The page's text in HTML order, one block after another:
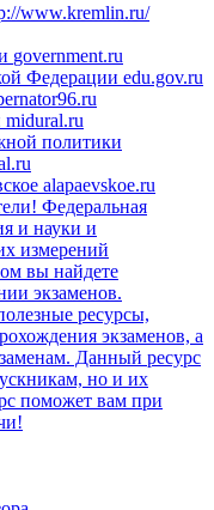
www.kremlin.ru/
government.ru
Федерации edu.gov.ru
midural.ru
политики
alapaevskoe.ru
Федеральная
и науки и
измерений
вы найдете
экзаменов.
ресурсы,
экзаменов, а
Данный ресурс
но и их
поможет вам при